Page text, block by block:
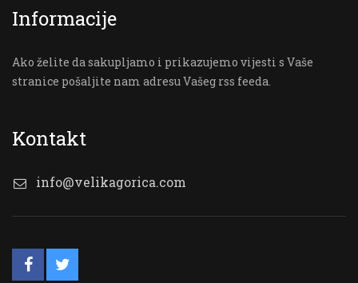
Informacije
Ako želite da sakupljamo i prikazujemo vijesti s Vaše
stranice pošaljite nam adresu Vašeg rss feeda.
Kontakt
info@velikagorica.com